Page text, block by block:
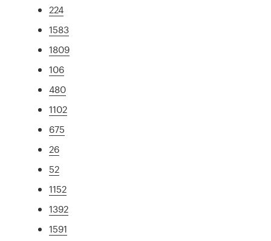
224
1583
1809
106
480
1102
675
26
52
1152
1392
1591